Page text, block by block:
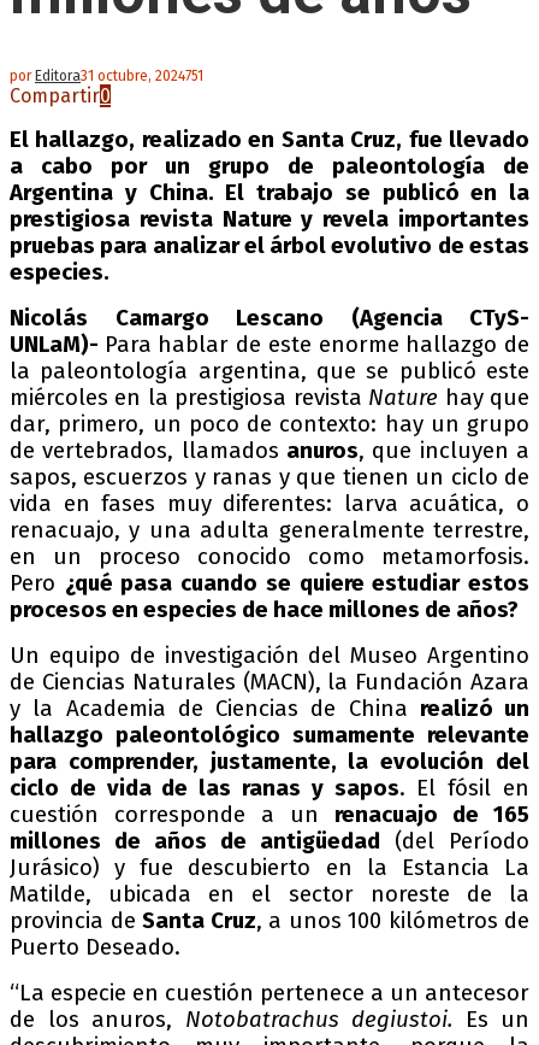
por Editora31 octubre, 2024751
Compartir0
El hallazgo, realizado en Santa Cruz, fue llevado
a cabo por un grupo de paleontología de
Argentina y China. El trabajo se publicó en la
prestigiosa revista Nature y revela importantes
pruebas para analizar el árbol evolutivo de estas
especies.
Nicolás Camargo Lescano (Agencia CTyS-
UNLaM)- Para hablar de este enorme hallazgo de
la paleontología argentina, que se publicó este
miércoles en la prestigiosa revista Nature hay que
dar, primero, un poco de contexto: hay un grupo
de vertebrados, llamados anuros, que incluyen a
sapos, escuerzos y ranas y que tienen un ciclo de
vida en fases muy diferentes: larva acuática, o
renacuajo, y una adulta generalmente terrestre,
en un proceso conocido como metamorfosis.
Pero ¿qué pasa cuando se quiere estudiar estos
procesos en especies de hace millones de años?
Un equipo de investigación del Museo Argentino
de Ciencias Naturales (MACN), la Fundación Azara
y la Academia de Ciencias de China realizó un
hallazgo paleontológico sumamente relevante
para comprender, justamente, la evolución del
ciclo de vida de las ranas y sapos. El fósil en
cuestión corresponde a un renacuajo de 165
millones de años de antigüedad (del Período
Jurásico) y fue descubierto en la Estancia La
Matilde, ubicada en el sector noreste de la
provincia de Santa Cruz, a unos 100 kilómetros de
Puerto Deseado.
“La especie en cuestión pertenece a un antecesor
de los anuros, Notobatrachus degiustoi.
Es un